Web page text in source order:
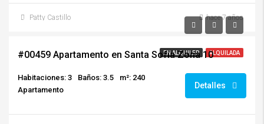
Patty Castillo hace 7 años
EN ALQUILER ALQUILADA
$2,200.00/+IVA
#00459 Apartamento en Santa Sofía Zona 10
Habitaciones: 3 Baños: 3.5
m²: 240
Apartamento
Detalles